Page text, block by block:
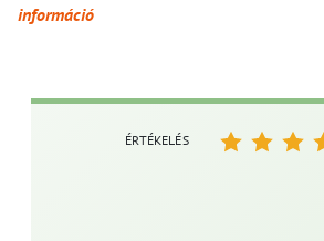
információ
ÉRTÉKELÉS